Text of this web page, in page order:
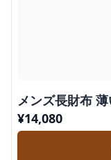
メンズ長財布
¥14,080